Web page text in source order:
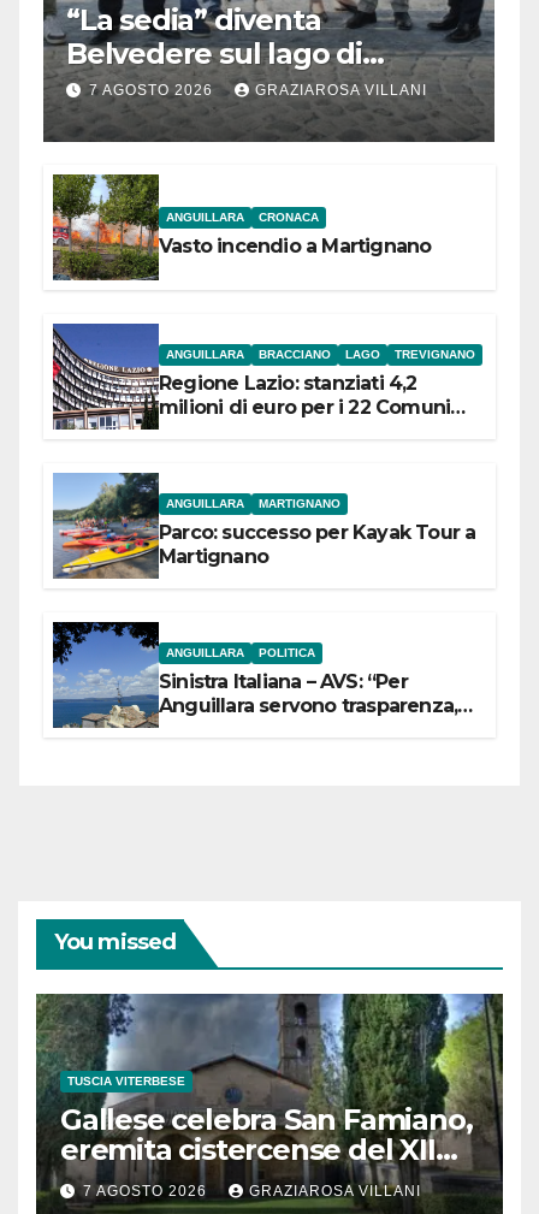
“La sedia” diventa
Belvedere sul lago di
Bracciano: ieri
l’inaugurazione
7 AGOSTO 2026 GRAZIAROSA VILLANI
ANGUILLARA CRONACA
Vasto incendio a Martignano
ANGUILLARA BRACCIANO LAGO TREVIGNANO
Regione Lazio: stanziati 4,2
milioni di euro per i 22 Comuni
ANGUILLARA MARTIGNANO
Parco: successo per Kayak Tour a
Martignano
ANGUILLARA POLITICA
Sinistra Italiana – AVS: “Per
Anguillara servono trasparenza,
You missed
TUSCIA VITERBESE
Gallese celebra San Famiano,
eremita cistercense del XII
secolo
7 AGOSTO 2026 GRAZIAROSA VILLANI